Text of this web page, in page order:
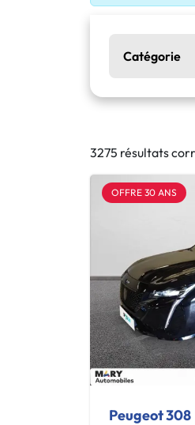
Catégorie
3275 résultats
OFFRE 30 ANS
Peugeot 308